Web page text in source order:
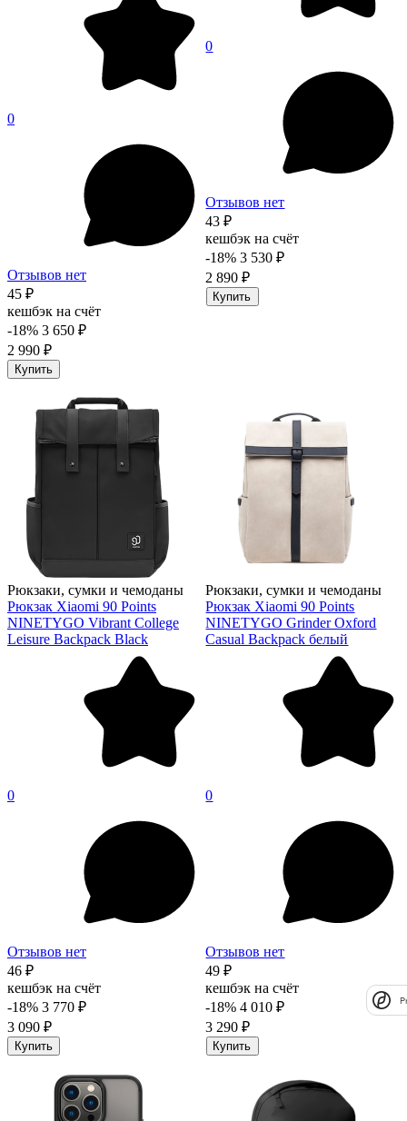
0
Отзывов нет
45 ₽
кешбэк на счёт
-18% 3 650 ₽
2 990 ₽
Купить
0
Отзывов нет
43 ₽
кешбэк на счёт
-18% 3 530 ₽
2 890 ₽
Купить
Рюкзаки, сумки и чемоданы
Рюкзак Xiaomi 90 Points
NINETYGO Vibrant College
Leisure Backpack Black
0
Отзывов нет
46 ₽
кешбэк на счёт
-18% 3 770 ₽
3 090 ₽
Купить
Рюкзаки, сумки и чемоданы
Рюкзак Xiaomi 90 Points
NINETYGO Grinder Oxford
Casual Backpack белый
0
Отзывов нет
49 ₽
кешбэк на счёт
-18% 4 010 ₽
3 290 ₽
Купить